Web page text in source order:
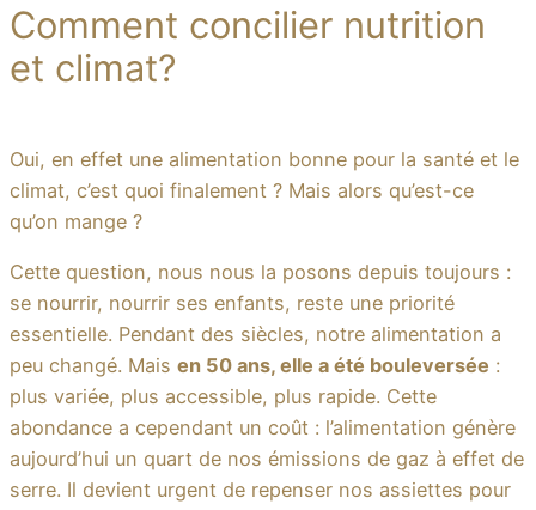
Comment concilier nutrition
et climat?
Oui, en effet une alimentation bonne pour la santé et le
climat, c’est quoi finalement ? Mais alors qu’est-ce
qu’on mange ?
Cette question, nous nous la posons depuis toujours :
se nourrir, nourrir ses enfants, reste une priorité
essentielle. Pendant des siècles, notre alimentation a
peu changé. Mais en 50 ans, elle a été bouleversée :
plus variée, plus accessible, plus rapide. Cette
abondance a cependant un coût : l’alimentation génère
aujourd’hui un quart de nos émissions de gaz à effet de
serre. Il devient urgent de repenser nos assiettes pour